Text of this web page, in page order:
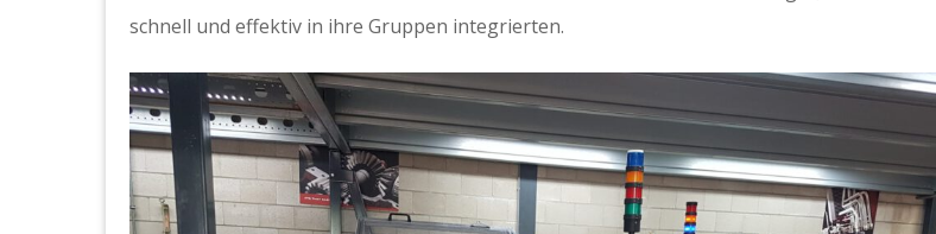
schnell und effektiv in ihre Gruppen integrierten.